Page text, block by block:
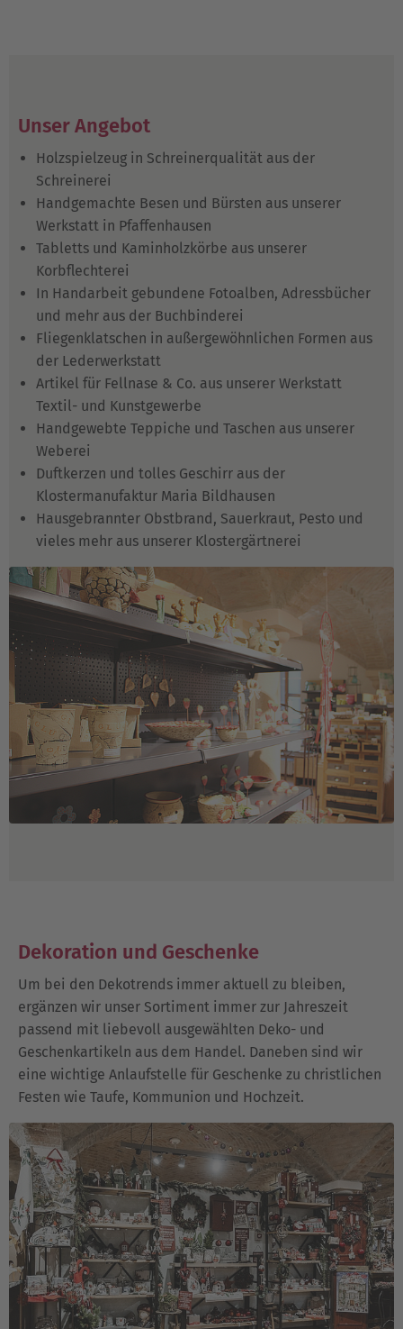
Unser Angebot
Holzspielzeug in Schreinerqualität aus der
Schreinerei
Handgemachte Besen und Bürsten aus unserer
Werkstatt in Pfaffenhausen
Tabletts und Kaminholzkörbe aus unserer
Korbflechterei
In Handarbeit gebundene Fotoalben, Adressbücher
und mehr aus der Buchbinderei
Fliegenklatschen in außergewöhnlichen Formen aus
der Lederwerkstatt
Artikel für Fellnase & Co. aus unserer Werkstatt
Textil- und Kunstgewerbe
Handgewebte Teppiche und Taschen aus unserer
Weberei
Duftkerzen und tolles Geschirr aus der
Klostermanufaktur Maria Bildhausen
Hausgebrannter Obstbrand, Sauerkraut, Pesto und
vieles mehr aus unserer Klostergärtnerei
Dekoration und Geschenke
Um bei den Dekotrends immer aktuell zu bleiben,
ergänzen wir unser Sortiment immer zur Jahreszeit
passend mit liebevoll ausgewählten Deko- und
Geschenkartikeln aus dem Handel. Daneben sind wir
eine wichtige Anlaufstelle für Geschenke zu christlichen
Festen wie Taufe, Kommunion und Hochzeit.